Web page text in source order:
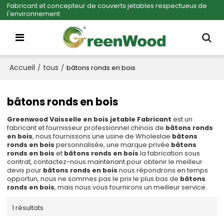
Fabricant et concepteur de couverts jetables respectueux de
l'environnement
Accueil / tous / bâtons ronds en bois
bâtons ronds en bois
Greenwood Vaisselle en bois jetable Fabricant est un
fabricant et fournisseur professionnel chinois de bâtons ronds
en bois, nous fournissons une usine de Wholeslae bâtons
ronds en bois personnalisée, une marque privée bâtons
ronds en bois et bâtons ronds en bois la fabrication sous
contrat, contactez-nous maintenant pour obtenir le meilleur
devis pour bâtons ronds en bois nous répondrons en temps
opportun, nous ne sommes pas le prix le plus bas de bâtons
ronds en bois, mais nous vous fournirons un meilleur service.
1 résultats